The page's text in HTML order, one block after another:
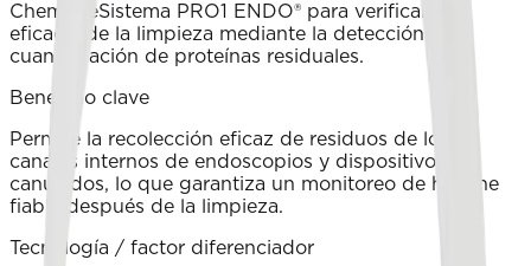
ChemdyeSistema PRO1 ENDO® para verificar la
eficacia de la limpieza mediante la detección y
cuantificación de proteínas residuales.
Beneficio clave
Permite la recolección eficaz de residuos de los
canales internos de endoscopios y dispositivos
canulados, lo que garantiza un monitoreo de higiene
fiable después de la limpieza.
Tecnología / factor diferenciador